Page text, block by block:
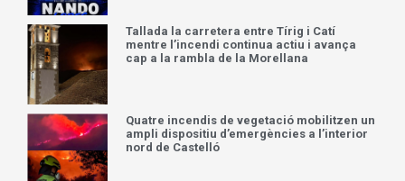
Tallada la carretera entre Tírig i Catí
mentre l’incendi continua actiu i avança
cap a la rambla de la Morellana
Quatre incendis de vegetació mobilitzen un
ampli dispositiu d’emergències a l’interior
nord de Castelló